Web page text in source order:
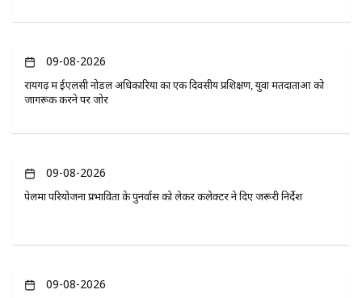
09-08-2026
रायगढ़ में ईएलसी नोडल अधिकारियों का एक दिवसीय प्रशिक्षण, युवा मतदाताओं को
जागरूक करने पर जोर
09-08-2026
पेलमा परियोजना प्रभावितों के पुनर्वास को लेकर कलेक्टर ने दिए जरूरी निर्देश
09-08-2026